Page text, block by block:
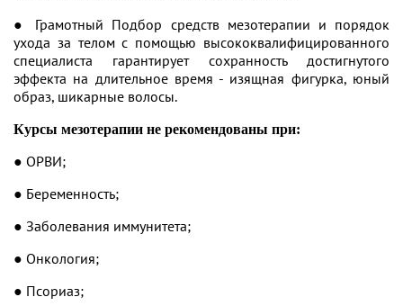
● Грамотный Подбор средств мезотерапии и порядок
ухода за телом с помощью высококвалифицированного
специалиста гарантирует сохранность достигнутого
эффекта на длительное время - изящная фигурка, юный
образ, шикарные волосы.
Курсы мезотерапии не рекомендованы при:
● ОРВИ;
● Беременность;
● Заболевания иммунитета;
● Онкология;
● Псориаз;